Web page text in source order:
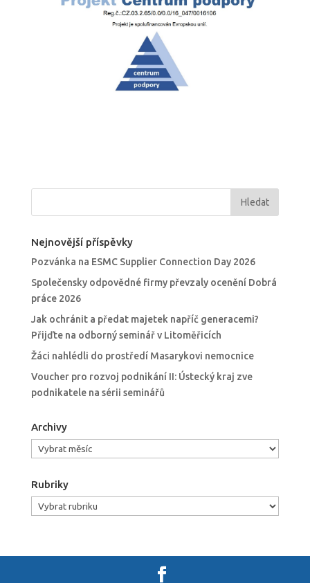
Nejnovější příspěvky
Pozvánka na ESMC Supplier Connection Day 2026
Společensky odpovědné firmy převzaly ocenění Dobrá
práce 2026
Jak ochránit a předat majetek napříč generacemi?
Přijďte na odborný seminář v Litoměřicích
Žáci nahlédli do prostředí Masarykovi nemocnice
Voucher pro rozvoj podnikání II: Ústecký kraj zve
podnikatele na sérii seminářů
Archivy
Archivy
Rubriky
Rubriky